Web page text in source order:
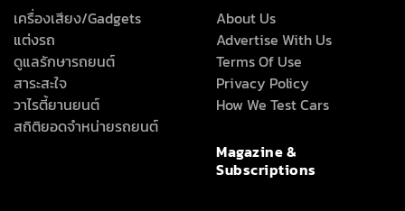
เครื่องเสียง/Gadgets
แต่งรถ
ดูแลรักษารถยนต์
สาระสะใจ
วาไรตี้ยานยนต์
สถิติยอดจำหน่ายรถยนต์
About Us
Advertise With Us
Terms Of Use
Privacy Policy
How We Test Cars
Magazine &
Subscriptions